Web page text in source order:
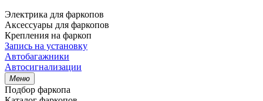
Электрика для фаркопов
Аксессуары для фаркопов
Крепления на фаркоп
Запись на установку
Автобагажники
Автосигнализации
Меню
Подбор фаркопа